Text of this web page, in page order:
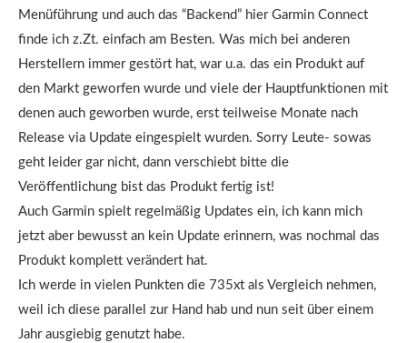
Menüführung und auch das “Backend” hier Garmin Connect
finde ich z.Zt. einfach am Besten. Was mich bei anderen
Herstellern immer gestört hat, war u.a. das ein Produkt auf
den Markt geworfen wurde und viele der Hauptfunktionen mit
denen auch geworben wurde, erst teilweise Monate nach
Release via Update eingespielt wurden. Sorry Leute- sowas
geht leider gar nicht, dann verschiebt bitte die
Veröffentlichung bist das Produkt fertig ist!
Auch Garmin spielt regelmäßig Updates ein, ich kann mich
jetzt aber bewusst an kein Update erinnern, was nochmal das
Produkt komplett verändert hat.
Ich werde in vielen Punkten die 735xt als Vergleich nehmen,
weil ich diese parallel zur Hand hab und nun seit über einem
Jahr ausgiebig genutzt habe.